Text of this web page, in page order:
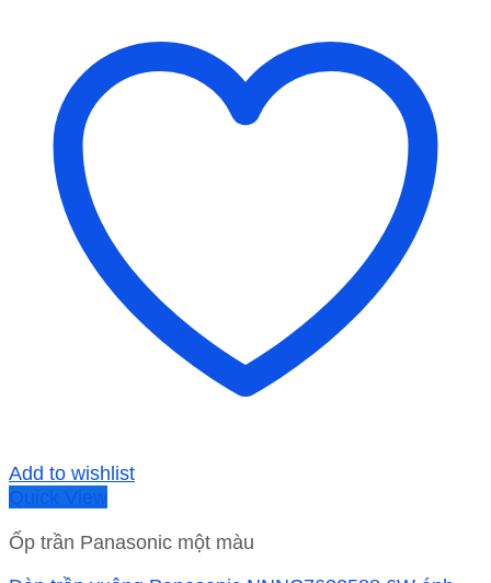
Add to wishlist
Quick View
Ốp trần Panasonic một màu